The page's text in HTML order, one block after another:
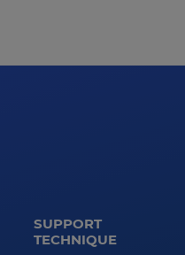
SUPPORT
TECHNIQUE